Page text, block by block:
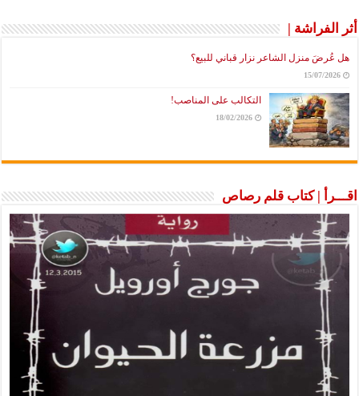
أثر الفراشة |
هل عُرضَ منزل الشاعر نزار قباني للبيع؟
15/07/2026
التكالب على المناصب!
18/02/2026
اقـــرأ | كتاب قلم رصاص